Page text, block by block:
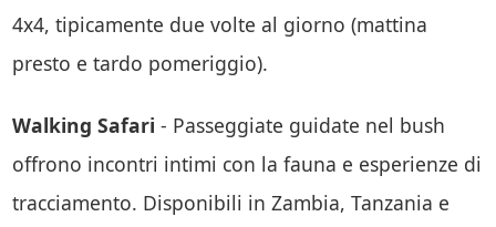
4x4, tipicamente due volte al giorno (mattina
presto e tardo pomeriggio).
Walking Safari - Passeggiate guidate nel bush
offrono incontri intimi con la fauna e esperienze di
tracciamento. Disponibili in Zambia, Tanzania e